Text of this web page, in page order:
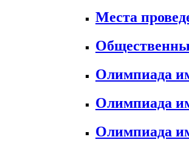
Места
Олимпиада
Олимпиада
Олимпиада